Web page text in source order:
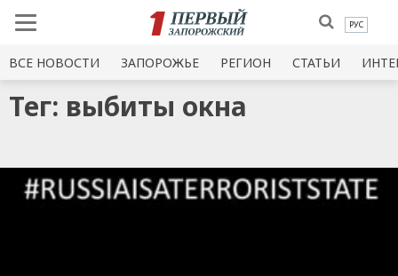
РУС
ВСЕ НОВОСТИ ЗАПОРОЖЬЕ РЕГИОН СТАТЬИ
Тег: выбиты окна